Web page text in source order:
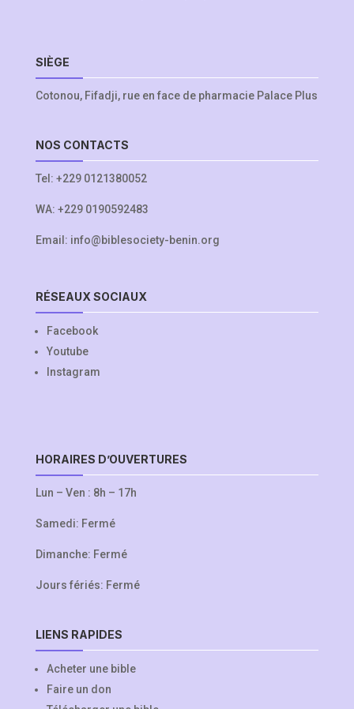
SIÈGE
Cotonou, Fifadji, rue en face de pharmacie Palace Plus
NOS CONTACTS
Tel: +229 0121380052
WA: +229 0190592483
Email: info@biblesociety-benin.org
RÉSEAUX SOCIAUX
Facebook
Youtube
Instagram
HORAIRES D’OUVERTURES
Lun – Ven : 8h – 17h
Samedi: Fermé
Dimanche: Fermé
Jours fériés: Fermé
LIENS RAPIDES
Acheter une bible
Faire un don